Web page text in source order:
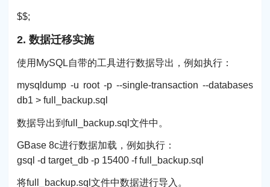
$$;
2. 数据迁移实施
使用MySQL自带的工具进行数据导出，例如执行：
mysqldump -u root -p --single-transaction --databases
db1 > full_backup.sql
数据导出到full_backup.sql文件中。
GBase 8c进行数据加载，例如执行：
gsql -d target_db -p 15400 -f full_backup.sql
将full_backup.sql文件中数据进行导入。